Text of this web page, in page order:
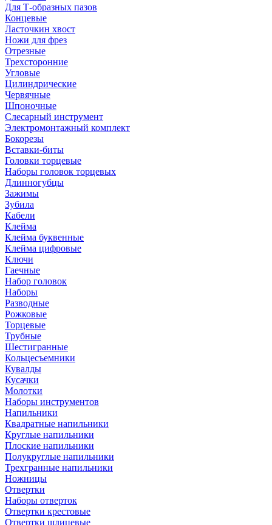
Для Т-образных пазов
Концевые
Ласточкин хвост
Ножи для фрез
Отрезные
Трехсторонние
Угловые
Цилиндрические
Червячные
Шпоночные
Слесарный инструмент
Электромонтажный комплект
Бокорезы
Вставки-биты
Головки торцевые
Наборы головок торцевых
Длинногубцы
Зажимы
Зубила
Кабели
Клейма
Клейма буквенные
Клейма цифровые
Ключи
Гаечные
Набор головок
Наборы
Разводные
Рожковые
Торцевые
Трубные
Шестигранные
Кольцесъемники
Кувалды
Кусачки
Молотки
Наборы инструментов
Напильники
Квадратные напильники
Круглые напильники
Плоские напильники
Полукруглые напильники
Трехгранные напильники
Ножницы
Отвертки
Наборы отверток
Отвертки крестовые
Отвертки шлицевые